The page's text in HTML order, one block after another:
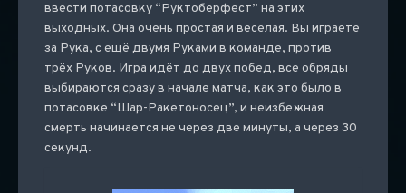
ввести потасовку “Руктоберфест” на этих
выходных. Она очень простая и весёлая. Вы играете
за Рука, с ещё двумя Руками в команде, против
трёх Руков. Игра идёт до двух побед, все обряды
выбираются сразу в начале матча, как это было в
потасовке “Шар-Ракетоносец”, и неизбежная
смерть начинается не через две минуты, а через 30
секунд.